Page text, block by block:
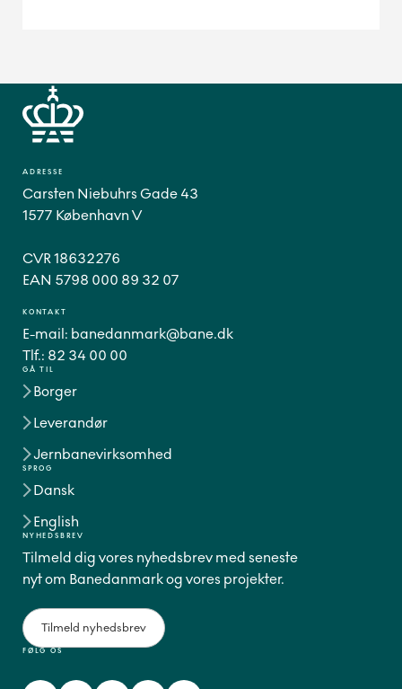
GÅ TIL
Borger
Leverandør
Jernbanevirksomhed
SPROG
Dansk
English
FØLG OS
ADRESSE
Carsten Niebuhrs Gade 43
1577 København V
CVR 18632276
EAN 5798 000 89 32 07
KONTAKT
E-mail: banedanmark@bane.dk
Tlf.: 82 34 00 00
NYHEDSBREV
Tilmeld dig vores nyhedsbrev med seneste
nyt om Banedanmark og vores projekter.
Tilmeld nyhedsbrev